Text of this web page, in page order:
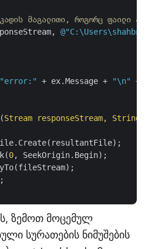
მაგალითი, როგორც ფაილი
"error:" + ex.Message + "\n"
+
(Stream responseStream,
0, SeekOrigin.Begin);
ზემოთ მოცემულ
სურათების ნიმუშების